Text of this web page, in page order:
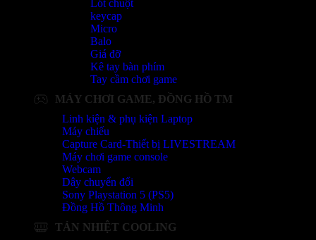
Lót chuột
keycap
Micro
Balo
Giá đỡ
Kê tay bàn phím
Tay cầm chơi game
MÁY CHƠI GAME, ĐỒNG HỒ TM
Linh kiện & phụ kiện Laptop
Máy chiếu
Capture Card-Thiết bị LIVESTREAM
Máy chơi game console
Webcam
Dây chuyển đổi
Sony Playstation 5 (PS5)
Đồng Hồ Thông Minh
TẢN NHIỆT COOLING